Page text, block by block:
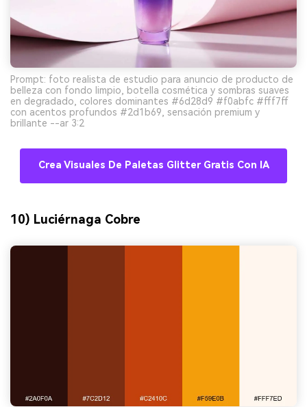
Prompt: foto realista de estudio para anuncio de producto de
belleza con fondo limpio, botella cosmética y sombras suaves
en degradado, colores dominantes #6d28d9 #f0abfc #fff7ff
con acentos profundos #2d1b69, sensación premium y
brillante --ar 3:2
Crea Visuales De Paletas Glitter Gratis Con IA
10) Luciérnaga Cobre